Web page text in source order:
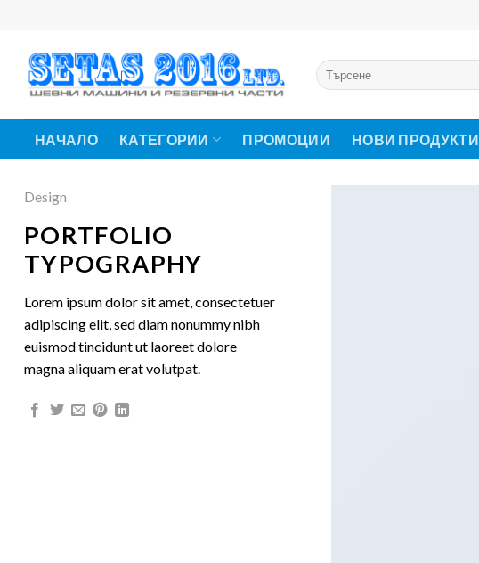
content
Търсене
за:
НАЧАЛО КАТЕГОРИИ ПРОМОЦИИ НОВИ ПРОДУКТИ
Design
PORTFOLIO
TYPOGRAPHY
Lorem ipsum dolor sit amet, consectetuer
adipiscing elit, sed diam nonummy nibh
euismod tincidunt ut laoreet dolore
magna aliquam erat volutpat.